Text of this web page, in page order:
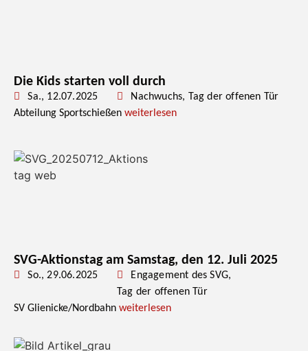
Die Kids starten voll durch
Sa., 12.07.2025 Nachwuchs, Tag der offenen Tür
Abteilung Sportschießen weiterlesen
SVG-Aktionstag am Samstag, den 12. Juli 2025
So., 29.06.2025 Engagement des SVG,
Tag der offenen Tür
SV Glienicke/Nordbahn weiterlesen